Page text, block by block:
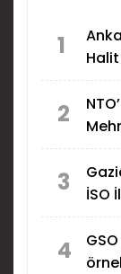
1
2
3
İSO
4